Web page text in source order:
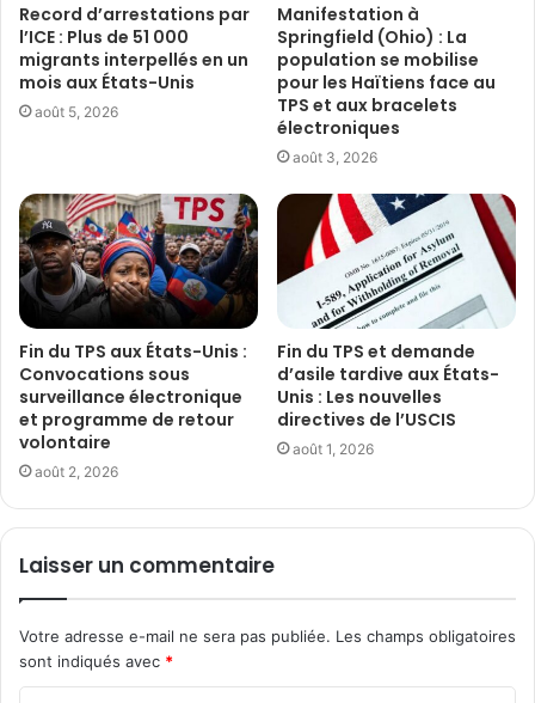
Record d’arrestations par
l’ICE : Plus de 51 000
migrants interpellés en un
mois aux États-Unis
août 5, 2026
Manifestation à
Springfield (Ohio) : La
population se mobilise
pour les Haïtiens face au
TPS et aux bracelets
électroniques
août 3, 2026
Fin du TPS aux États-Unis :
Convocations sous
surveillance électronique
et programme de retour
volontaire
août 2, 2026
Fin du TPS et demande
d’asile tardive aux États-
Unis : Les nouvelles
directives de l’USCIS
août 1, 2026
Laisser un commentaire
Votre adresse e-mail ne sera pas publiée. Les champs obligatoires
sont indiqués avec *